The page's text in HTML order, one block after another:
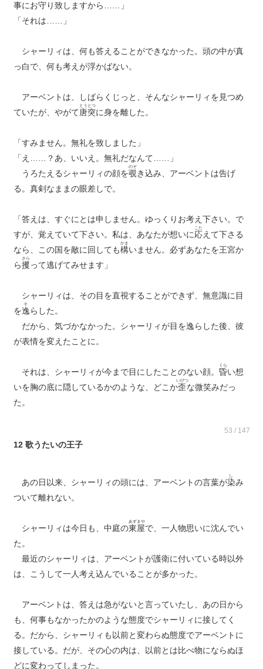
事にお守り致しますから……」
「それは……」
シャーリィは、何も答えることができなかった。頭の中が真
っ白で、何も考えが浮かばない。
アーベントは、しばらくじっと、そんなシャーリィを見つめ
ていたが、やがて唐突
とうとつ
に身を離した。
「すみません。無礼を致しました」
「え……？あ、いいえ。無礼だなんて……」
うろたえるシャーリィの顔を覗
のぞ
き込み、アーベントは告げ
る。真剣なままの眼差しで。
「答えは、すぐにとは申しません。ゆっくりお考え下さい。で
すが、覚えていて下さい。私は、あなたが想いに応
こた
えて下さる
なら、この国を敵に回しても構
かま
いません。必ずあなたを王宮か
ら攫
さら
って逃げてみせます」
シャーリィは、その目を直視することができず、無意識に目
を逸
そ
らした。
だから、気づかなかった。シャーリィが目を逸らした後、彼
が表情を変えたことに。
それは、シャーリィが今まで目にしたことのない顔。 昏
くら
い想
いを胸の底に隠しているかのような、どこか歪
いびつ
な微笑みだっ
た。
53 / 147
12 歌うたいの王子
あの日以来、シャーリィの頭には、アーベントの言葉が染
し
み
ついて離れない。
シャーリィは今日も、中庭の東屋
あずまや
で、一人物思いに沈んでい
た。
最近のシャーリィは、アーベントが護衛に付いている時以外
は、こうして一人考え込んでいることが多かった。
アーベントは、答えは急がないと言っていたし、あの日から
も、何事もなかったかのような態度でシャーリィに接してく
る。だから、シャーリィも以前と変わらぬ態度でアーベントに
接している。だが、その心の内は、以前とは比べ物にならぬほ
どに変わってしまった。